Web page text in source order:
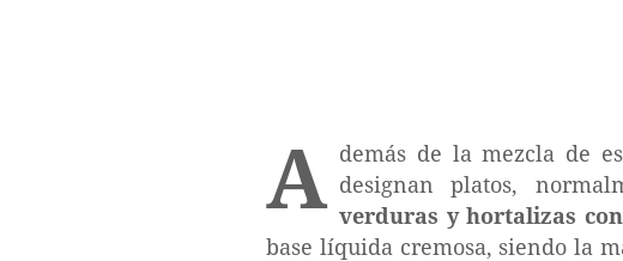
A demás de la mezcla de
designan platos,
verduras y hortalizas
base líquida cremosa, siendo la